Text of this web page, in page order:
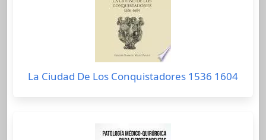
La Ciudad De Los Conquistadores 1536 1604